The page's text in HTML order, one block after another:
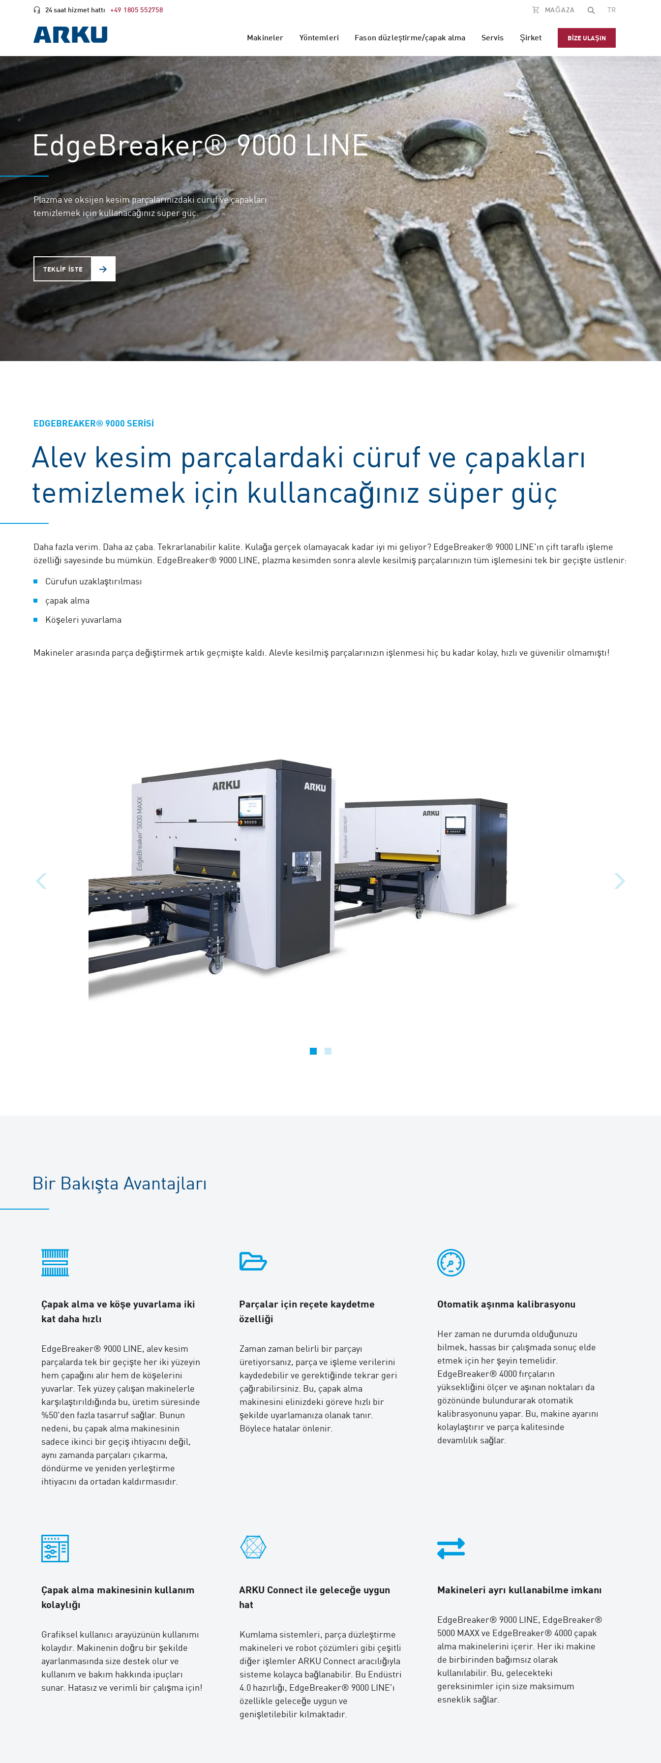
24 saat hizmet hattı +49 1805 552758 MAĞAZA TR
Makineler Yöntemleri Fason düzleştirme/çapak alma Servis Şirket BIZE ULAŞIN
EdgeBreaker® 9000 LINE
Plazma ve oksijen kesim parçalarınızdaki cüruf ve çapakları
temizlemek için kullanacağınız süper güç.
TEKLİF İSTE
EDGEBREAKER® 9000 SERISI
Alev kesim parçalardaki cüruf ve çapakları
temizlemek için kullancağınız süper güç
Daha fazla verim. Daha az çaba. Tekrarlanabilir kalite. Kulağa gerçek olamayacak kadar iyi mi geliyor? EdgeBreaker® 9000 LINE'ın çift taraflı işleme
özelliği sayesinde bu mümkün. EdgeBreaker® 9000 LINE, plazma kesimden sonra alevle kesilmiş parçalarınızın tüm işlemesini tek bir geçişte üstlenir:
Cürufun uzaklaştırılması
çapak alma
Köşeleri yuvarlama
Makineler arasında parça değiştirmek artık geçmişte kaldı. Alevle kesilmiş parçalarınızın işlenmesi hiç bu kadar kolay, hızlı ve güvenilir olmamıştı!
Bir Bakışta Avantajları
Çapak alma ve köşe yuvarlama iki
kat daha hızlı
EdgeBreaker® 9000 LINE, alev kesim
parçalarda tek bir geçişte her iki yüzeyin
hem çapağını alır hem de köşelerini
yuvarlar. Tek yüzey çalışan makinelerle
karşılaştırıldığında bu, üretim süresinde
%50'den fazla tasarruf sağlar. Bunun
nedeni, bu çapak alma makinesinin
sadece ikinci bir geçiş ihtiyacını değil,
aynı zamanda parçaları çıkarma,
döndürme ve yeniden yerleştirme
ihtiyacını da ortadan kaldırmasıdır.
Parçalar için reçete kaydetme
özelliği
Zaman zaman belirli bir parçayı
üretiyorsanız, parça ve işleme verilerini
kaydedebilir ve gerektiğinde tekrar geri
çağırabilirsiniz. Bu, çapak alma
makinesini elinizdeki göreve hızlı bir
şekilde uyarlamanıza olanak tanır.
Böylece hatalar önlenir.
Otomatik aşınma kalibrasyonu
Her zaman ne durumda olduğunuzu
bilmek, hassas bir çalışmada sonuç elde
etmek için her şeyin temelidir.
EdgeBreaker® 4000 fırçaların
yüksekliğini ölçer ve aşınan noktaları da
gözönünde bulundurarak otomatik
kalibrasyonunu yapar. Bu, makine ayarını
kolaylaştırır ve parça kalitesinde
devamlılık sağlar.
Çapak alma makinesinin kullanım
kolaylığı
Grafiksel kullanıcı arayüzünün kullanımı
kolaydır. Makinenin doğru bir şekilde
ayarlanmasında size destek olur ve
kullanım ve bakım hakkında ipuçları
sunar. Hatasız ve verimli bir çalışma için!
ARKU Connect ile geleceğe uygun
hat
Kumlama sistemleri, parça düzleştirme
makineleri ve robot çözümleri gibi çeşitli
diğer işlemler ARKU Connect aracılığıyla
sisteme kolayca bağlanabilir. Bu Endüstri
4.0 hazırlığı, EdgeBreaker® 9000 LINE'ı
özellikle geleceğe uygun ve
genişletilebilir kılmaktadır.
Makineleri ayrı kullanabilme imkanı
EdgeBreaker® 9000 LINE, EdgeBreaker®
5000 MAXX ve EdgeBreaker® 4000 çapak
alma makinelerini içerir. Her iki makine
de birbirinden bağımsız olarak
kullanılabilir. Bu, gelecekteki
gereksinimler için size maksimum
esneklik sağlar.